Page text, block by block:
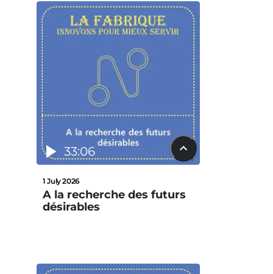
33:06
1 July 2026
A la recherche des futurs
désirables